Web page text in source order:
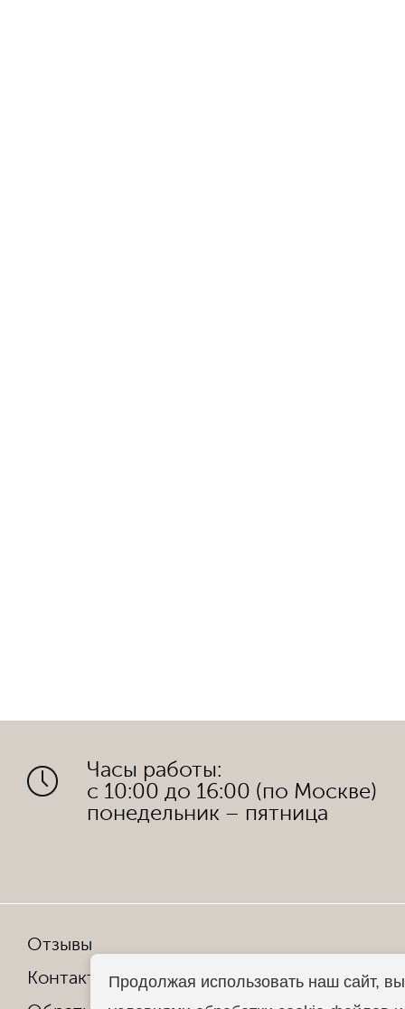
Часы работы:
с 10:00 до 16:00 (по Москве)
понедельник – пятница
Отзывы
Контакты
Продолжая использовать наш сайт,